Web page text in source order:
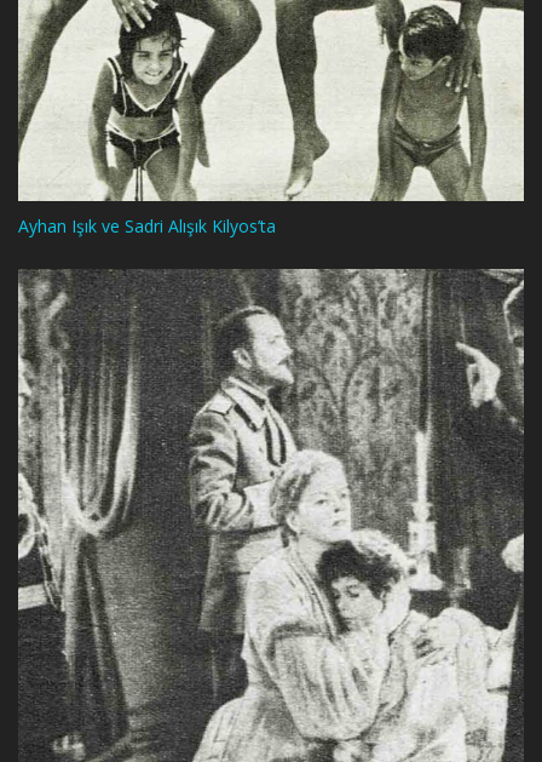
Ayhan Işık ve Sadri Alışık Kilyos’ta